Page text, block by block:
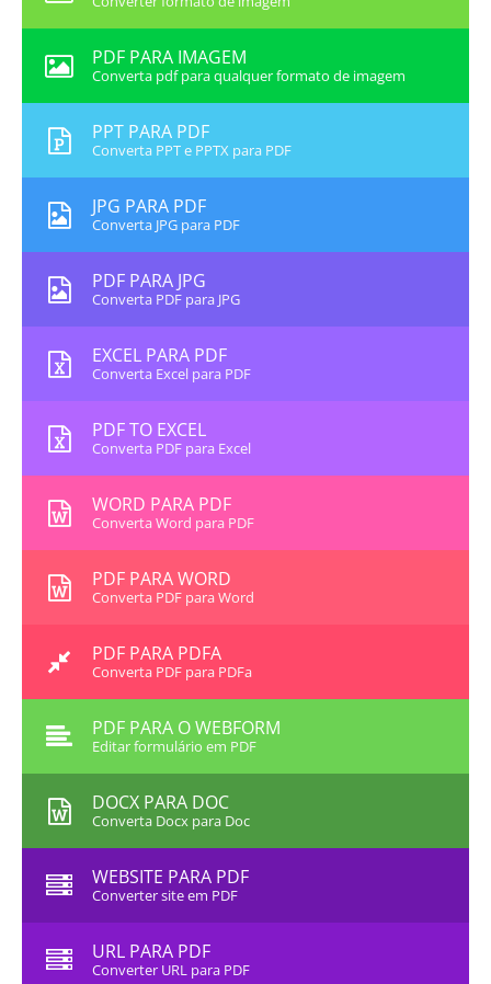
PDF PARA IMAGEM
Converta pdf para qualquer formato de imagem
PPT PARA PDF
Converta PPT e PPTX para PDF
JPG PARA PDF
Converta JPG para PDF
PDF PARA JPG
Converta PDF para JPG
EXCEL PARA PDF
Converta Excel para PDF
PDF TO EXCEL
Converta PDF para Excel
WORD PARA PDF
Converta Word para PDF
PDF PARA WORD
Converta PDF para Word
PDF PARA PDFA
Converta PDF para PDFa
PDF PARA O WEBFORM
Editar formulário em PDF
DOCX PARA DOC
Converta Docx para Doc
WEBSITE PARA PDF
Converter site em PDF
URL PARA PDF
Converter URL para PDF